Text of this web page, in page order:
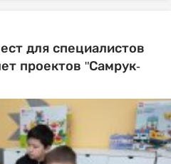
для специалистов
проектов "Самрук-